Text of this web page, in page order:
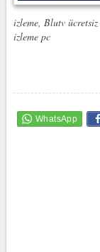
izleme, Blutv
izleme pc